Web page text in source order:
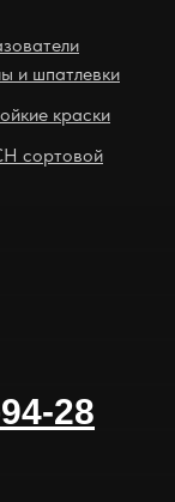
и шпатлевки
краски
сортовой
28